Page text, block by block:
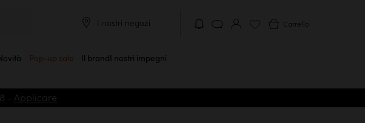
I nostri negozi Carrello
Pop-up sale Il brandI nostri impegni
- Applicare